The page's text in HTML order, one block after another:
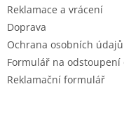
Reklamace a vrácení
Doprava
Ochrana osobních údajů
Formulář na
Reklamační formulář